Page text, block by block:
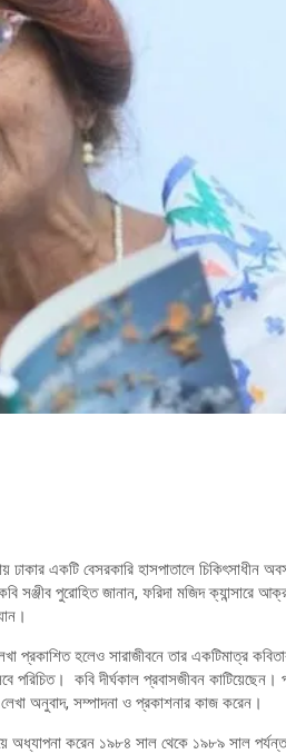
একটি বেসরকারি হাসপাতালে চিকিৎসাধীন
পুরোহিত জানান, ফরিদা মজিদ ক্যান্সারে
প্রকাশিত হলেও সারাজীবনে তার একটিমাত্র
পরিচিত। কবি দীর্ঘকাল প্রবাসজীবন
লেখা অনুবাদ, সম্পাদনা ও প্রকাশনার কাজ করেন।
অধ্যাপনা করেন ১৯৮৪ সাল থেকে ১৯৮৯ সাল